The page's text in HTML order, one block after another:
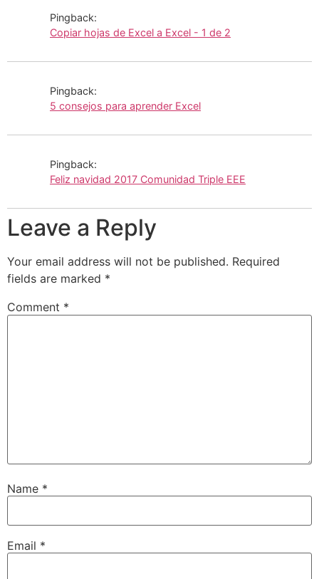
Pingback:
Copiar hojas de Excel a Excel - 1 de 2
Pingback:
5 consejos para aprender Excel
Pingback:
Feliz navidad 2017 Comunidad Triple EEE
Leave a Reply
Your email address will not be published. Required
fields are marked *
Comment *
Name *
Email *